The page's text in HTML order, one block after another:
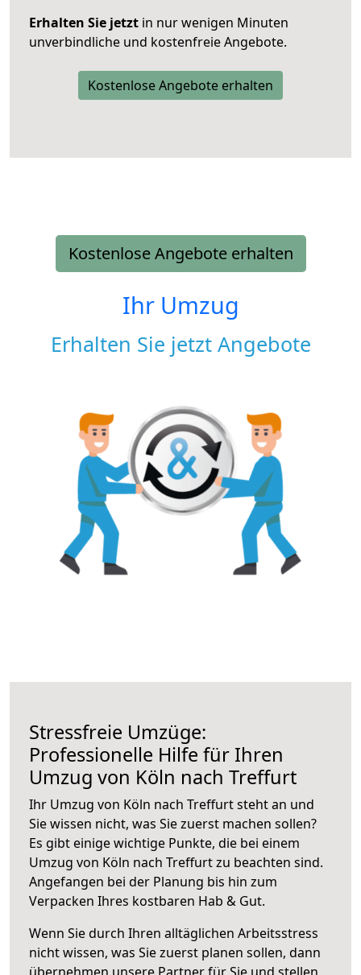
Erhalten Sie jetzt in nur wenigen Minuten
unverbindliche und kostenfreie Angebote.
Kostenlose Angebote erhalten
Kostenlose Angebote erhalten
Ihr Umzug
Erhalten Sie jetzt Angebote
Stressfreie Umzüge:
Professionelle Hilfe für Ihren
Umzug von Köln nach Treffurt
Ihr Umzug von Köln nach Treffurt steht an und
Sie wissen nicht, was Sie zuerst machen sollen?
Es gibt einige wichtige Punkte, die bei einem
Umzug von Köln nach Treffurt zu beachten sind.
Angefangen bei der Planung bis hin zum
Verpacken Ihres kostbaren Hab & Gut.
Wenn Sie durch Ihren alltäglichen Arbeitsstress
nicht wissen, was Sie zuerst planen sollen, dann